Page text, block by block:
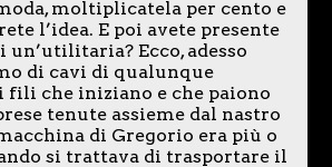
moltiplicatela per cento e
l’idea. E poi avete presente
Ecco, adesso
di cavi di qualunque
fili che iniziano e che paiono
tenute assieme dal nastro
di Gregorio era più o
si trattava di trasportare il